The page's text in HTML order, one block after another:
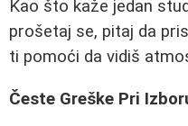
Kao što kaže jedan
prošetaj se, pitaj da
ti pomoći da vidiš
Česte Greške Pri